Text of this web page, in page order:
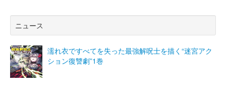
ニュース
濡れ衣ですべてを失った最強解呪士を描く“迷宮アク
ション復讐劇”1巻